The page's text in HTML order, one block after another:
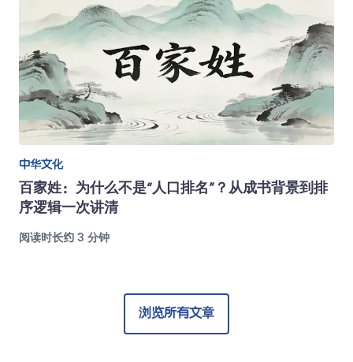
中华文化
百家姓：为什么不是“人口排名”？从成书背景到排
序逻辑一次讲清
阅读时长约 3 分钟
浏览所有文章